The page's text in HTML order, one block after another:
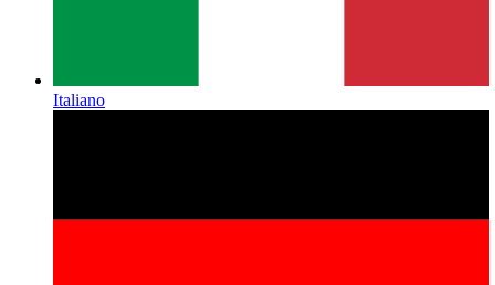
Italiano